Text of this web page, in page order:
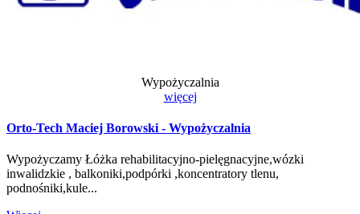
Wypożyczalnia
więcej
Orto-Tech Maciej Borowski - Wypożyczalnia
Wypożyczamy Łóżka rehabilitacyjno-pielęgnacyjne,wózki
inwalidzkie , balkoniki,podpórki ,koncentratory tlenu,
podnośniki,kule...